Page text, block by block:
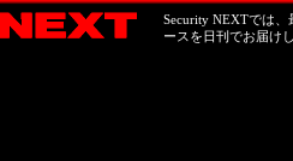
Security NEXTでは
ースを日刊でお届け